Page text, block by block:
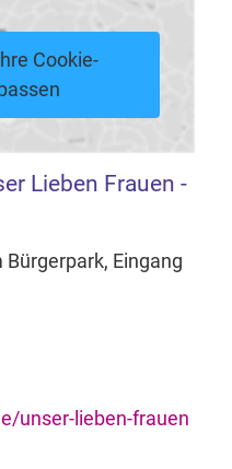
Cookie-
Lieben Frauen -
Eingang
unser-lieben-frauen